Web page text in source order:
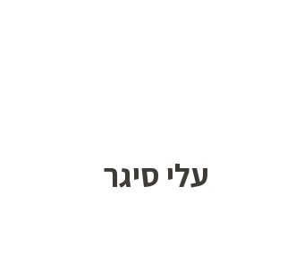
עלי סיגר